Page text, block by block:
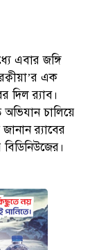
এবার জঙ্গি
এক
দিল র‌্যাব।
চালিয়ে
র‌্যাবের